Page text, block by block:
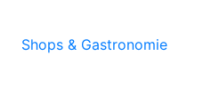
Shops & Gastronomie